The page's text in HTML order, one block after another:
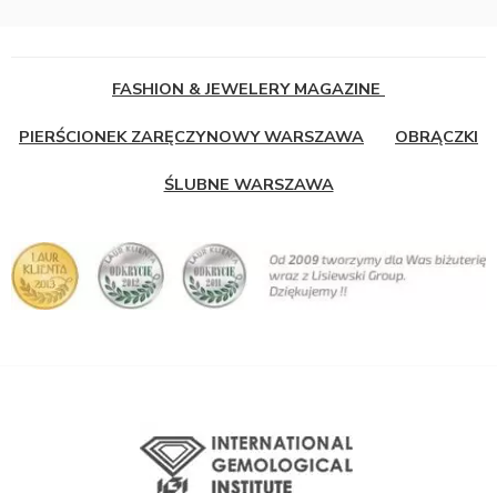
FASHION & JEWELERY MAGAZINE
PIERŚCIONEK ZARĘCZYNOWY WARSZAWA OBRĄCZKI
ŚLUBNE WARSZAWA